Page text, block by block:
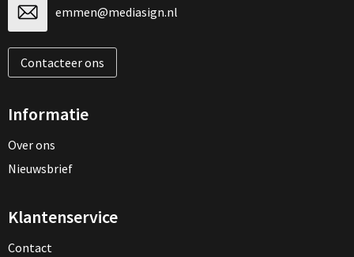
emmen@mediasign.nl
Contacteer ons
Informatie
Over ons
Nieuwsbrief
Klantenservice
Contact